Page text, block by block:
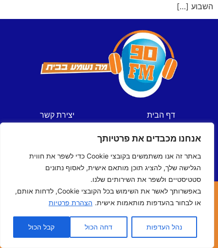
אנחנו מכבדים את פרטיותך
באתר זה אנו משתמשים בקובצי Cookie כדי לשפר את חווית
הגלישה שלך, להציג תוכן מותאם אישית, לאסוף נתונים
סטטיסטיים ולשפר את השירותים שלנו.
באפשרותך לאשר את השימוש בכל הקובצי Cookie, לדחות אותם,
או לבחור בהעדפות מותאמות אישית. הצהרת פרטיות
נהל העדפות דחה הכול קבל הכול
השבוע […]
דף הבית
ספורט
תכניות
לוח שידורים
יצירת קשר
הצהרת נגישות
כל הזכויות שמורות © ל- 90FM
האתר נבנה ע"י מומחי האינטרנט של ישראל